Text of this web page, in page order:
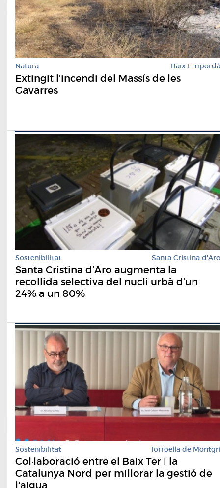
Natura Baix Empordà
Extingit l'incendi del Massís de les
Gavarres
Sostenibilitat Santa Cristina d'Aro
Santa Cristina d’Aro augmenta la
recollida selectiva del nucli urbà d’un
24% a un 80%
Sostenibilitat Torroella de Montgrí
Col·laboració entre el Baix Ter i la
Catalunya Nord per millorar la gestió de
l'aigua